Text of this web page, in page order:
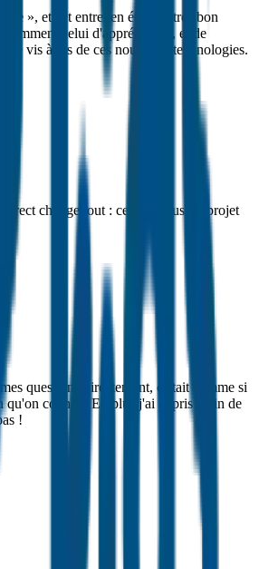
», et cet entretien était un très bon
celui d'appréhender, et de
vis à vis de ces nouvelles technologies.
direct change tout : ce n'est plus un projet
questions directement, c'était comme si
qu'on connaît. En plus j'ai appris plein de
!